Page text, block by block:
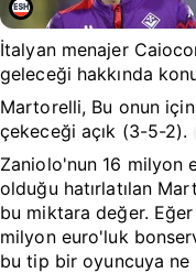
İtalyan menajer
geleceği hakkında
Martorelli, Bu onun
çekeceği açık (3-5-2).
Zaniolo'nun 16 milyon
olduğu hatırlatılan
bu miktara değer.
milyon euro'luk
bu tip bir oyuncuya ne